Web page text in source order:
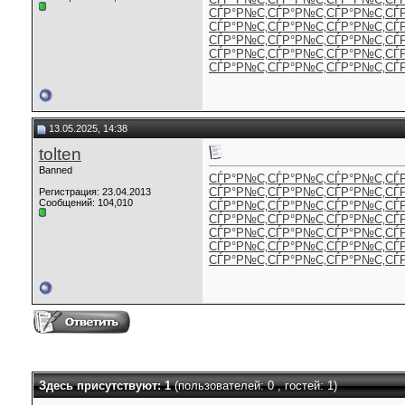
СЃР°Р№С‚СЃР°Р№С‚СЃР°Р№С‚
СЃР°Р№С‚СЃР°Р№С‚СЃР°Р№С‚
СЃР°Р№С‚СЃР°Р№С‚СЃР°Р№С‚
СЃР°Р№С‚СЃР°Р№С‚СЃР°Р№С‚
СЃР°Р№С‚СЃР°Р№С‚СЃР°Р№С‚
13.05.2025, 14:38
tolten
Banned
Регистрация: 23.04.2013
Сообщений: 104,010
СЃР°Р№С‚СЃР°Р№С‚СЃР°Р№С‚
СЃР°Р№С‚СЃР°Р№С‚СЃР°Р№С‚
СЃР°Р№С‚СЃР°Р№С‚СЃР°Р№С‚
СЃР°Р№С‚СЃР°Р№С‚СЃР°Р№С‚
СЃР°Р№С‚СЃР°Р№С‚СЃР°Р№С‚
СЃР°Р№С‚СЃР°Р№С‚СЃР°Р№С‚
СЃР°Р№С‚СЃР°Р№С‚СЃР°Р№С‚
Здесь присутствуют: 1(пользователей: 0 , гостей: 1)